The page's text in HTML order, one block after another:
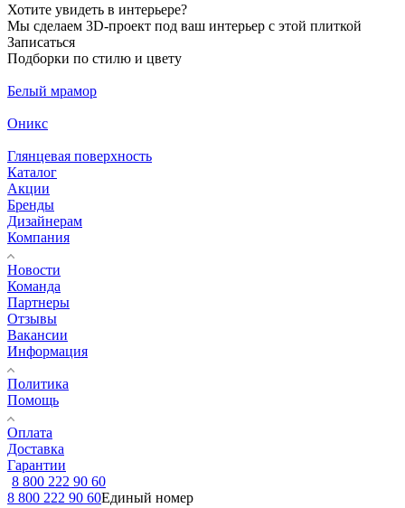
Хотите увидеть в интерьере?
Мы сделаем 3D-проект под ваш интерьер с этой плиткой
Записаться
Подборки по стилю и цвету
Белый мрамор
Оникс
Глянцевая поверхность
Каталог
Акции
Бренды
Дизайнерам
Компания
Новости
Команда
Партнеры
Отзывы
Вакансии
Информация
Политика
Помощь
Оплата
Доставка
Гарантии
8 800 222 90 60
8 800 222 90 60Единый номер